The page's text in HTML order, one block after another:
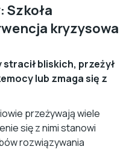
Szkoła
kryzysowa
bliskich, przeżył
lub zmaga się z
przeżywają wiele
się z nimi stanowi
rozwiązywania